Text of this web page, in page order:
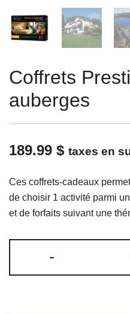
Coffrets
auberges
189.99 $ taxes en
Ces coffrets-cadeaux
de choisir 1 activité parmi
et de forfaits suivant une
-